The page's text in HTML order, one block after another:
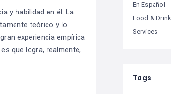
y habilidad en él. La
teórico y lo
experiencia empírica
que logra, realmente,
En Español
Food & Drink
Services
Tags